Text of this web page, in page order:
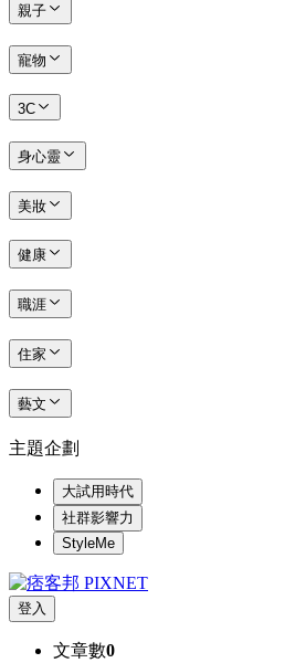
親子
寵物
3C
身心靈
美妝
健康
職涯
住家
藝文
主題企劃
大試用時代
社群影響力
StyleMe
登入
文章數0